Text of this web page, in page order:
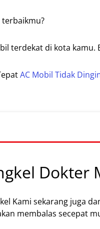
terdekat di kota kamu.
AC Mobil Tidak
Dokter
Kami sekarang juga
membalas secepat